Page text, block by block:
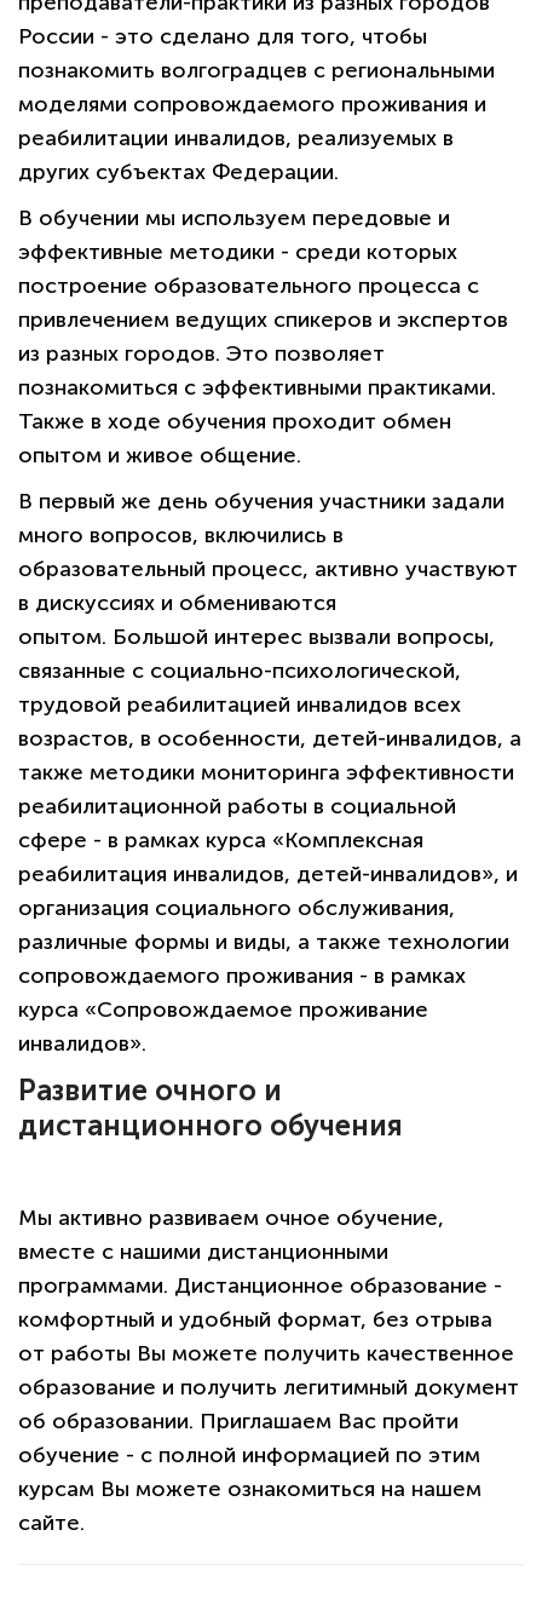
конфиденциальности сайта
России - это сделано для того, чтобы
познакомить волгоградцев с региональными
моделями сопровождаемого проживания и
реабилитации инвалидов, реализуемых в
других субъектах Федерации.
В обучении мы используем передовые и
эффективные методики - среди которых
построение образовательного процесса с
привлечением ведущих спикеров и экспертов
из разных городов. Это позволяет
познакомиться с эффективными практиками.
Также в ходе обучения проходит обмен
опытом и живое общение.
В первый же день обучения участники задали
много вопросов, включились в
образовательный процесс, активно участвуют
в дискуссиях и обмениваются
опытом. Большой интерес вызвали вопросы,
связанные с социально-психологической,
трудовой реабилитацией инвалидов всех
возрастов, в особенности, детей-инвалидов, а
также методики мониторинга эффективности
реабилитационной работы в социальной
сфере - в рамках курса «Комплексная
реабилитация инвалидов, детей-инвалидов», и
организация социального обслуживания,
различные формы и виды, а также технологии
сопровождаемого проживания - в рамках
курса «Сопровождаемое проживание
инвалидов».
Развитие очного и
дистанционного обучения
Мы активно развиваем очное обучение,
вместе с нашими дистанционными
программами. Дистанционное образование -
комфортный и удобный формат, без отрыва
от работы Вы можете получить качественное
образование и получить легитимный документ
об образовании. Приглашаем Вас пройти
обучение - с полной информацией по этим
курсам Вы можете ознакомиться на нашем
сайте.